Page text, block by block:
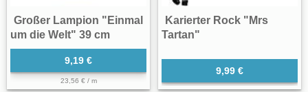
Großer Lampion "Einmal
um die Welt" 39 cm
9,19 €
23,56 € / m
Karierter Rock "Mrs
Tartan"
9,99 €